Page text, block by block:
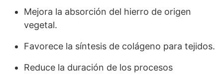
Mejora la absorción del hierro de origen
vegetal.
Favorece la síntesis de colágeno para tejidos.
Reduce la duración de los procesos